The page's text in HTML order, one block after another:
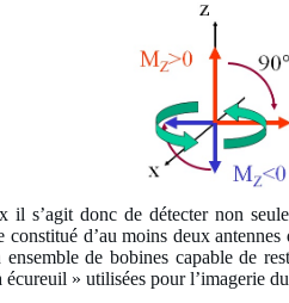
s’agit donc de détecter non
constitué d’au moins deux
de bobines capable de
» utilisées pour l’imagerie